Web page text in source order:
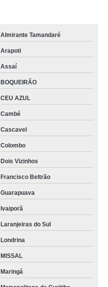
Almirante Tamandaré
Arapoti
Assaí
BOQUEIRÃO
CEU AZUL
Cambé
Cascavel
Colombo
Dois Vizinhos
Francisco Beltrão
Guarapuava
Ivaiporã
Laranjeiras do Sul
Londrina
MISSAL
Maringá